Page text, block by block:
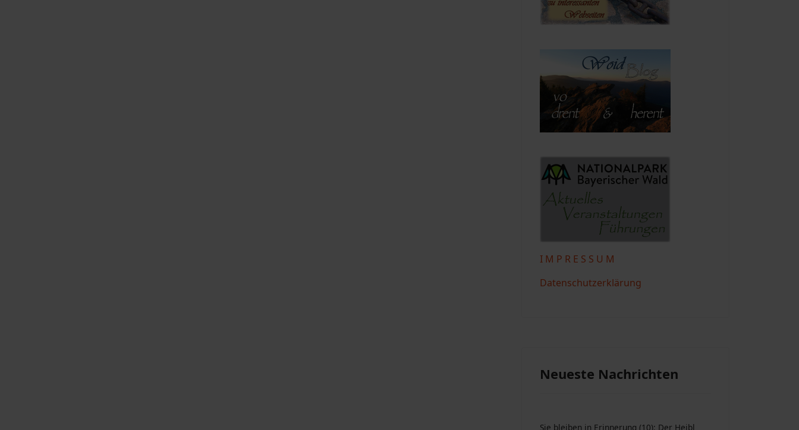
I M P R E S S U M
Datenschutzerklärung
Neueste Nachrichten
Sie bleiben in Erinnerung (10): Der Heibl